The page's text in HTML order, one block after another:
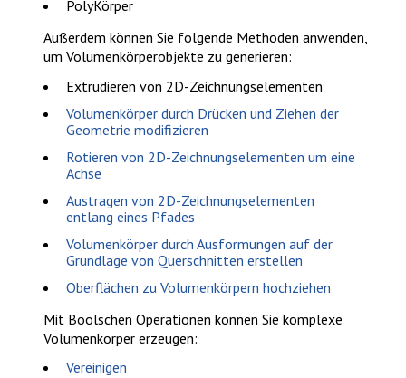
PolyKörper
Außerdem können Sie folgende Methoden anwenden,
um Volumenkörperobjekte zu generieren:
Extrudieren von 2D-Zeichnungselementen
Volumenkörper durch Drücken und Ziehen der
Geometrie modifizieren
Rotieren von 2D-Zeichnungselementen um eine
Achse
Austragen von 2D-Zeichnungselementen
entlang eines Pfades
Volumenkörper durch Ausformungen auf der
Grundlage von Querschnitten erstellen
Oberflächen zu Volumenkörpern hochziehen
Mit Boolschen Operationen können Sie komplexe
Volumenkörper erzeugen:
Vereinigen